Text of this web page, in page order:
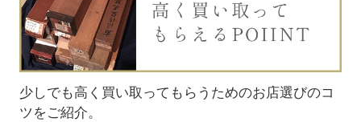
少しでも高く買い取ってもらうためのお店選びのコ
ツをご紹介。